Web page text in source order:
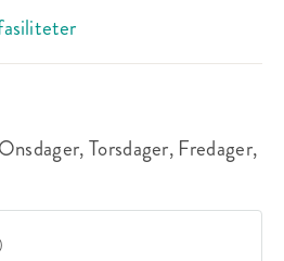
Torsdager, Fredager,